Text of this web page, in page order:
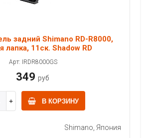
задний Shimano RD-R8000,
лапка, 11ск. Shadow RD
Арт: IRDR8000GS
349 руб
В КОРЗИНУ
Shimano, Япония